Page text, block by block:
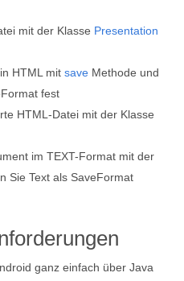
mit der Klasse Presentation
HTML mit save Methode und
fest
HTML-Datei mit der Klasse
im TEXT-Format mit der
Sie Text als SaveFormat
ganz einfach über Java